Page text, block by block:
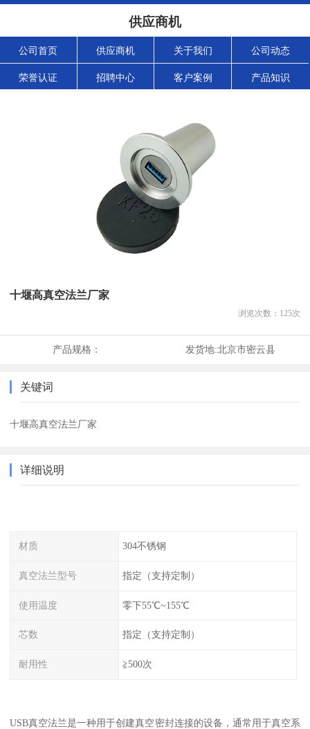
供应商机
公司首页 供应商机 关于我们 公司动态
荣誉认证 招聘中心 客户案例 产品知识
十堰高真空法兰厂家
浏览次数： 125次
产品规格： 发货地:北京市密云县
关键词
十堰高真空法兰厂家
详细说明
材质 304不锈钢
真空法兰型号 指定（支持定制）
使用温度 零下55℃~155℃
芯数 指定（支持定制）
耐用性 ≧500次
USB真空法兰是一种用于创建真空密封连接的设备，通常用于真空系